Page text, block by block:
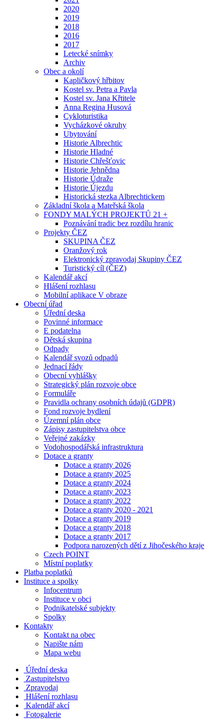
2020
2019
2018
2016
2017
Letecké snímky
Archiv
Obec a okolí
Kapličkový hřbitov
Kostel sv. Petra a Pavla
Kostel sv. Jana Křtitele
Anna Regina Husová
Cykloturistika
Vycházkové okruhy
Ubytování
Historie Albrechtic
Historie Hladné
Historie Chřešťovic
Historie Jehnědna
Historie Údraže
Historie Újezdu
Historická stezka Albrechtickem
Základní škola a Mateřská škola
FONDY MALÝCH PROJEKTŮ 21 +
Poznávání tradic bez rozdílu hranic
Projekty ČEZ
SKUPINA ČEZ
Oranžový rok
Elektronický zpravodaj Skupiny ČEZ
Turistický cíl (ČEZ)
Kalendář akcí
Hlášení rozhlasu
Mobilní aplikace V obraze
Obecní úřad
Úřední deska
Povinné informace
E podatelna
Dětská skupina
Odpady
Kalendář svozů odpadů
Jednací řády
Obecní vyhlášky
Strategický plán rozvoje obce
Formuláře
Pravidla ochrany osobních údajů (GDPR)
Fond rozvoje bydlení
Územní plán obce
Zápisy zastupitelstva obce
Veřejné zakázky
Vodohospodářská infrastruktura
Dotace a granty
Dotace a granty 2026
Dotace a granty 2025
Dotace a granty 2024
Dotace a granty 2023
Dotace a granty 2022
Dotace a granty 2020 - 2021
Dotace a granty 2019
Dotace a granty 2018
Dotace a granty 2017
Podpora narozených dětí z Jihočeského kraje
Czech POINT
Místní poplatky
Platba poplatků
Instituce a spolky
Infocentrum
Instituce v obci
Podnikatelské subjekty
Spolky
Kontakty
Kontakt na obec
Napište nám
Mapa webu
Úřední deska
Zastupitelstvo
Zpravodaj
Hlášení rozhlasu
Kalendář akcí
Fotogalerie